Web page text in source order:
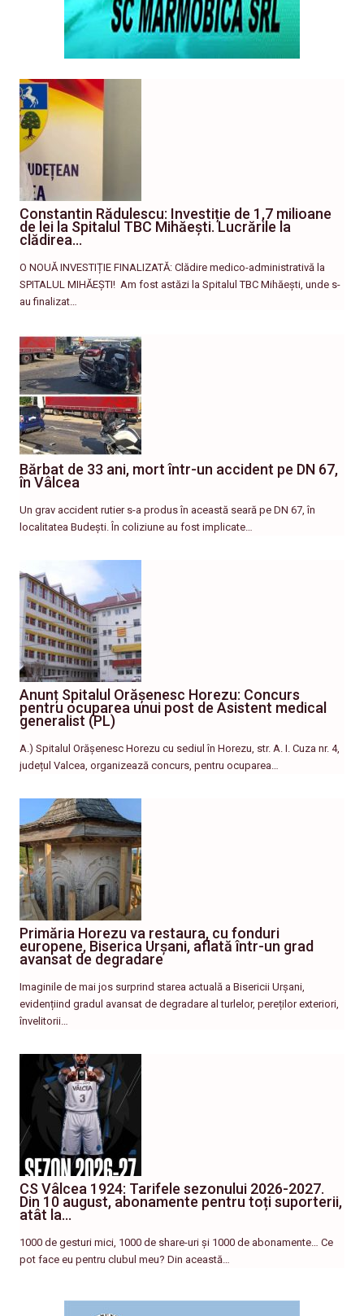
Constantin Rădulescu: Investiție de 1,7 milioane
de lei la Spitalul TBC Mihăești. Lucrările la
clădirea…
O NOUĂ INVESTIȚIE FINALIZATĂ: Clădire medico-administrativă la
SPITALUL MIHĂEȘTI! ​ Am fost astăzi la Spitalul TBC Mihăești, unde s-
au finalizat…
Bărbat de 33 ani, mort într-un accident pe DN 67,
în Vâlcea
Un grav accident rutier s-a produs în această seară pe DN 67, în
localitatea Budești. În coliziune au fost implicate…
Anunț Spitalul Orășenesc Horezu: Concurs
pentru ocuparea unui post de Asistent medical
generalist (PL)
A.) Spitalul Orășenesc Horezu cu sediul în Horezu, str. A. I. Cuza nr. 4,
județul Valcea, organizează concurs, pentru ocuparea…
Primăria Horezu va restaura, cu fonduri
europene, Biserica Urșani, aflată într-un grad
avansat de degradare
Imaginile de mai jos surprind starea actuală a Bisericii Urșani,
evidențiind gradul avansat de degradare al turlelor, pereților exteriori,
învelitorii…
CS Vâlcea 1924: Tarifele sezonului 2026-2027.
Din 10 august, abonamente pentru toți suporterii,
atât la…
1000 de gesturi mici, 1000 de share-uri și 1000 de abonamente… Ce
pot face eu pentru clubul meu? Din această…